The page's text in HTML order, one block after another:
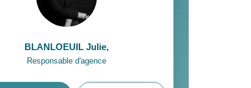
BLANLOEUIL Julie,
Responsable d'agence